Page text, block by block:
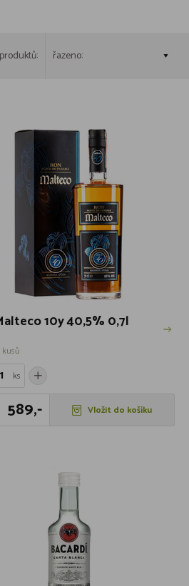
řazeno:
10y 40,5% 0,7l
kusů
ks
589,- Vložit do košíku